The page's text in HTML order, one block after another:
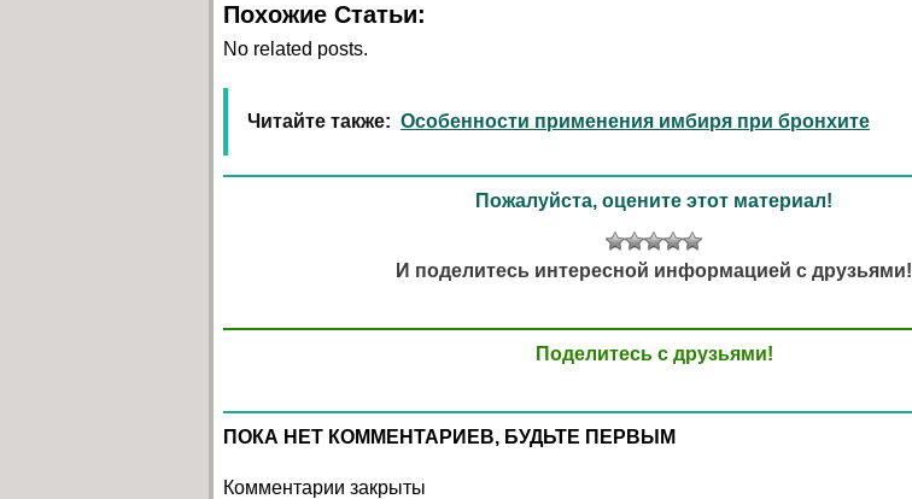
Похожие Статьи:
No related posts.
Читайте также: Особенности применения имбиря при бронхите
Пожалуйста, оцените этот материал!
И поделитесь интересной информацией с друзьями!
Поделитесь с друзьями!
ПОКА НЕТ КОММЕНТАРИЕВ, БУДЬТЕ ПЕРВЫМ
Комментарии закрыты